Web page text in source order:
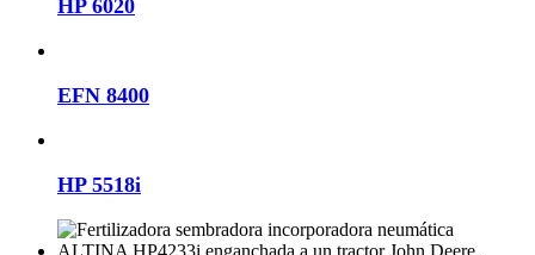
HP 6020
EFN 8400
HP 5518i